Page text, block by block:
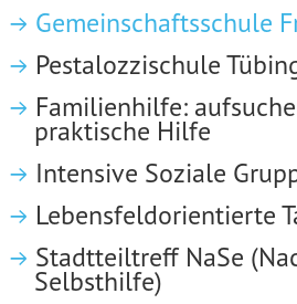
Gemeinschaftsschule
Pestalozzischule
Familienhilfe:
praktische Hilfe
Intensive Soziale
Lebensfeldorientierte
Stadtteiltreff NaSe
Selbsthilfe)